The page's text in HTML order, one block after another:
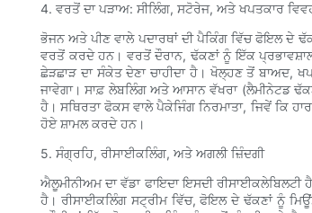
4. ਵਰਤੋਂ ਦਾ ਪੜਾਅ: ਸੀਲਿੰਗ, ਸਟੋਰੇਜ, ਅਤੇ ਖਪਤਕਾਰ
ਭੋਜਨ ਅਤੇ ਪੀਣ ਵਾਲੇ ਪਦਾਰਥਾਂ ਦੀ ਪੈਕਿੰਗ ਵਿੱਚ ਫੋਇਲ
ਵਰਤੋਂ ਕਰਦੇ ਹਨ। ਵਰਤੋਂ ਦੌਰਾਨ, ਢੱਕਣਾਂ ਨੂੰ ਇੱਕ
ਛੇੜਛਾੜ ਦਾ ਸੰਕੇਤ ਦੇਣਾ ਚਾਹੀਦਾ ਹੈ। ਖੋਲ੍ਹਣ ਤੋਂ ਬਾਅਦ,
ਜਾਵੇਗਾ। ਸਾਫ਼ ਲੇਬਲਿੰਗ ਅਤੇ ਆਸਾਨ ਵੱਖਰਾ (ਲੈਮੀਨੇਟਡ
ਹੈ। ਸਥਿਰਤਾ ਫੋਕਸ ਵਾਲੇ ਪੈਕੇਜਿੰਗ ਨਿਰਮਾਤਾ, ਜਿਵੇਂ ਕਿ
ਹੋਏ ਸ਼ਾਮਲ ਕਰਦੇ ਹਨ।
5. ਸੰਗ੍ਰਹਿ, ਰੀਸਾਈਕਲਿੰਗ, ਅਤੇ ਅਗਲੀ ਜ਼ਿੰਦਗੀ
ਐਲੂਮੀਨੀਅਮ ਦਾ ਵੱਡਾ ਫਾਇਦਾ ਇਸਦੀ
ਹੈ। ਰੀਸਾਈਕਲਿੰਗ ਸਟ੍ਰੀਮ ਵਿੱਚ, ਫੋਇਲ ਦੇ ਢੱਕਣਾਂ ਨੂੰ